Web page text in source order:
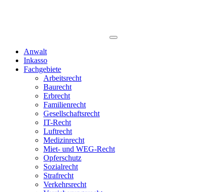
Anwalt
Inkasso
Fachgebiete
Arbeitsrecht
Baurecht
Erbrecht
Familienrecht
Gesellschaftsrecht
IT-Recht
Luftrecht
Medizinrecht
Miet- und WEG-Recht
Opferschutz
Sozialrecht
Strafrecht
Verkehrsrecht